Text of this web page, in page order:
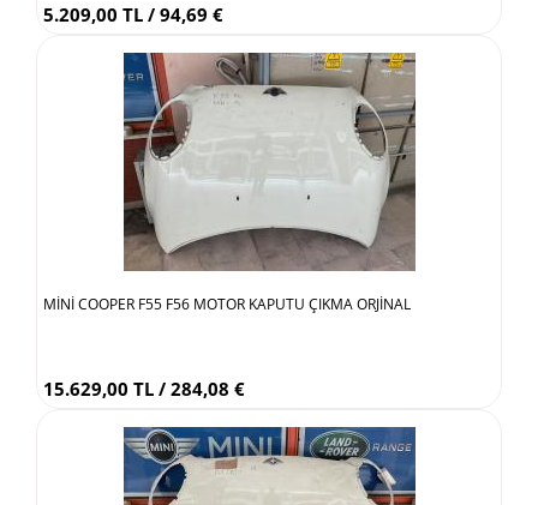
5.209,00 TL / 94,69 €
MİNİ COOPER F55 F56 MOTOR KAPUTU ÇIKMA ORJİNAL
15.629,00 TL / 284,08 €